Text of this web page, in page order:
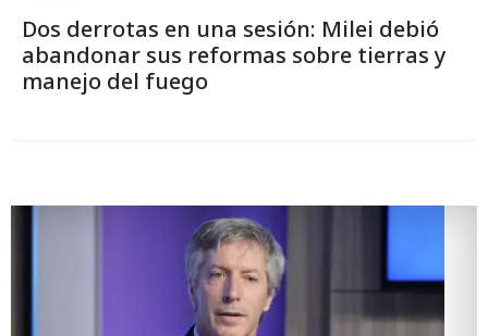
Dos derrotas en una sesión: Milei debió
abandonar sus reformas sobre tierras y
manejo del fuego